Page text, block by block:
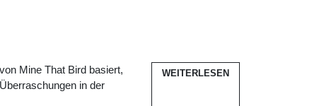
Mine That Bird basiert,
in der
WEITERLESEN